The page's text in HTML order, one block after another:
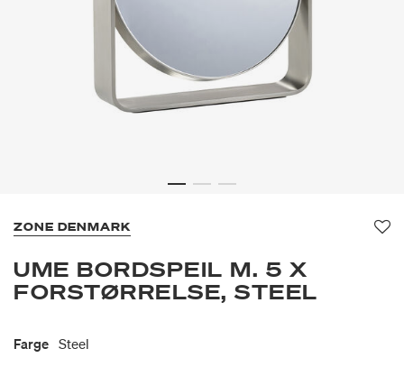
ZONE DENMARK
UME BORDSPEIL M. 5 X
FORSTØRRELSE, STEEL
Farge Steel